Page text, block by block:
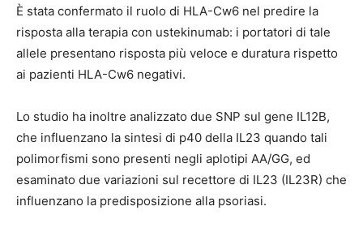
È stata confermato il ruolo di HLA-Cw6 nel predire la
risposta alla terapia con ustekinumab: i portatori di tale
allele presentano risposta più veloce e duratura rispetto
ai pazienti HLA-Cw6 negativi.
Lo studio ha inoltre analizzato due SNP sul gene IL12B,
che influenzano la sintesi di p40 della IL23 quando tali
polimorfismi sono presenti negli aplotipi AA/GG, ed
esaminato due variazioni sul recettore di IL23 (IL23R) che
influenzano la predisposizione alla psoriasi.